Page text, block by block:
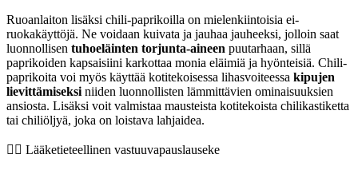
Ruoanlaiton lisäksi chili-paprikoilla on mielenkiintoisia ei-
ruokakäyttöjä. Ne voidaan kuivata ja jauhaa jauheeksi, jolloin saat
luonnollisen tuhoeläinten torjunta-aineen puutarhaan, sillä
paprikoiden kapsaisiini karkottaa monia eläimiä ja hyönteisiä. Chili-
paprikoita voi myös käyttää kotitekoisessa lihasvoiteessa kipujen
lievittämiseksi niiden luonnollisten lämmittävien ominaisuuksien
ansiosta. Lisäksi voit valmistaa mausteista kotitekoista chilikastiketta
tai chiliöljyä, joka on loistava lahjaidea.
👨‍⚕️️ Lääketieteellinen vastuuvapauslauseke